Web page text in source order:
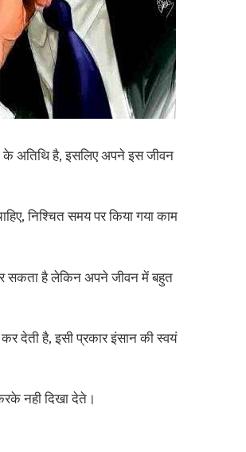
के अतिथि है, इसलिए अपने इस जीवन
निश्चित समय पर किया गया काम
सकता है लेकिन अपने जीवन में बहुत
देती है, इसी प्रकार इंसान की स्वयं
नही दिखा देते।